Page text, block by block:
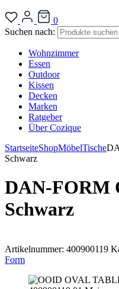
0
Suchen nach:
Wohnzimmer
Essen
Outdoor
Kissen
Decken
Marken
Ratgeber
Über Cozique
StartseiteShopMöbelTische
Schwarz
DAN-FORM
Schwarz
Artikelnummer: 400900119
Form